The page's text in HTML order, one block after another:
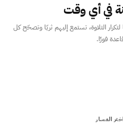
في أي وقت
التلاوة، تستمع إليهم ثريّا وتصحّح كل
فورًا.
المسار